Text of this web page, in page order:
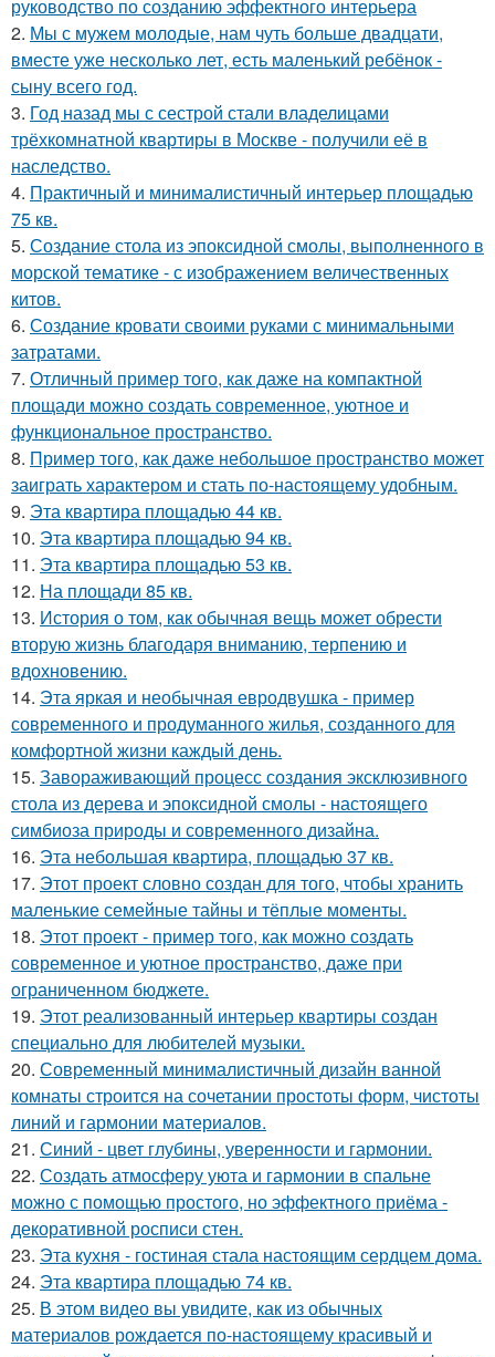
руководство по созданию эффектного интерьера
2. Мы с мужем молодые, нам чуть больше двадцати,
вместе уже несколько лет, есть маленький ребёнок -
сыну всего год.
3. Год назад мы с сестрой стали владелицами
трёхкомнатной квартиры в Москве - получили её в
наследство.
4. Практичный и минималистичный интерьер площадью
75 кв.
5. Создание стола из эпоксидной смолы, выполненного в
морской тематике - с изображением величественных
китов.
6. Создание кровати своими руками с минимальными
затратами.
7. Отличный пример того, как даже на компактной
площади можно создать современное, уютное и
функциональное пространство.
8. Пример того, как даже небольшое пространство может
заиграть характером и стать по-настоящему удобным.
9. Эта квартира площадью 44 кв.
10. Эта квартира площадью 94 кв.
11. Эта квартира площадью 53 кв.
12. На площади 85 кв.
13. История о том, как обычная вещь может обрести
вторую жизнь благодаря вниманию, терпению и
вдохновению.
14. Эта яркая и необычная евродвушка - пример
современного и продуманного жилья, созданного для
комфортной жизни каждый день.
15. Завораживающий процесс создания эксклюзивного
стола из дерева и эпоксидной смолы - настоящего
симбиоза природы и современного дизайна.
16. Эта небольшая квартира, площадью 37 кв.
17. Этот проект словно создан для того, чтобы хранить
маленькие семейные тайны и тёплые моменты.
18. Этот проект - пример того, как можно создать
современное и уютное пространство, даже при
ограниченном бюджете.
19. Этот реализованный интерьер квартиры создан
специально для любителей музыки.
20. Современный минималистичный дизайн ванной
комнаты строится на сочетании простоты форм, чистоты
линий и гармонии материалов.
21. Синий - цвет глубины, уверенности и гармонии.
22. Создать атмосферу уюта и гармонии в спальне
можно с помощью простого, но эффектного приёма -
декоративной росписи стен.
23. Эта кухня - гостиная стала настоящим сердцем дома.
24. Эта квартира площадью 74 кв.
25. В этом видео вы увидите, как из обычных
материалов рождается по-настоящему красивый и